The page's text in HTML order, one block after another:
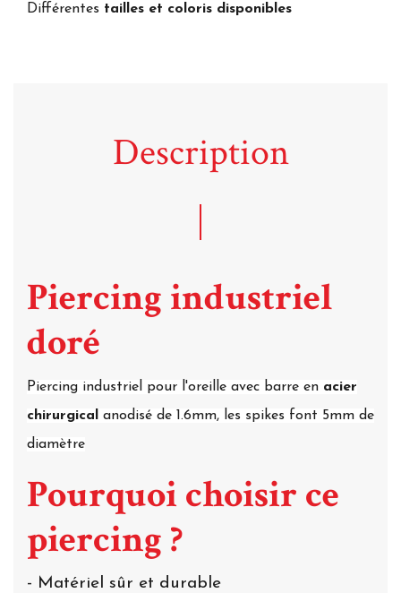
Différentes tailles et coloris disponibles
Description
Piercing industriel
doré
Piercing industriel pour l'oreille avec barre en acier
chirurgical
anodisé de 1.6mm, les spikes font 5mm de
diamètre
Pourquoi choisir ce
piercing ?
- Matériel sûr et durable